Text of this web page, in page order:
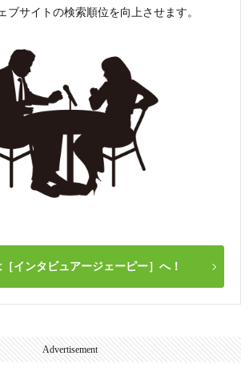
ブサイトの検索順位を向上させます。
インタビュアージェーピー］へ！
Advertisement